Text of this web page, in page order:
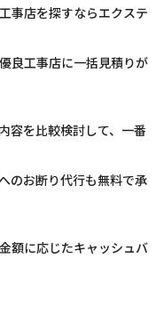
事店を探すならエクステ
良工事店に一括見積りが
容を比較検討して、一番
のお断り代行も無料で承
額に応じたキャッシュバ